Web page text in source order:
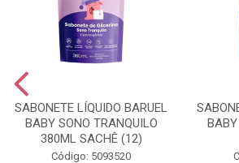
SABONETE LÍQUIDO BARUEL
BABY SONO TRANQUILO
380ML SACHÊ (12)
Código: 5093520